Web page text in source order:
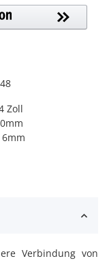
Zoll
Verbindung von